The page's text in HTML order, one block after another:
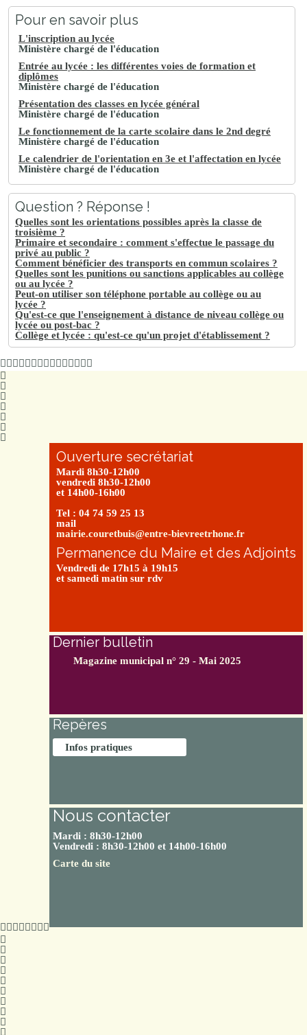
Pour en savoir plus
L'inscription au lycée
Ministère chargé de l'éducation
Entrée au lycée : les différentes voies de formation et
diplômes
Ministère chargé de l'éducation
Présentation des classes en lycée général
Ministère chargé de l'éducation
Le fonctionnement de la carte scolaire dans le 2nd degré
Ministère chargé de l'éducation
Le calendrier de l'orientation en 3e et l'affectation en lycée
Ministère chargé de l'éducation
Question ? Réponse !
Quelles sont les orientations possibles après la classe de
troisième ?
Primaire et secondaire : comment s'effectue le passage du
privé au public ?
Comment bénéficier des transports en commun scolaires ?
Quelles sont les punitions ou sanctions applicables au collège
ou au lycée ?
Peut-on utiliser son téléphone portable au collège ou au
lycée ?
Qu'est-ce que l'enseignement à distance de niveau collège ou
lycée ou post-bac ?
Collège et lycée : qu'est-ce qu'un projet d'établissement ?
Ouverture secrétariat
Mardi 8h30-12h00
vendredi 8h30-12h00
et 14h00-16h00
Tel : 04 74 59 25 13
mail
mairie.couretbuis@entre-bievreetrhone.fr
Permanence du Maire et des Adjoints
Vendredi de 17h15 à 19h15
et samedi matin sur rdv
Dernier bulletin
Magazine municipal n° 29 - Mai 2025
Repères
Infos pratiques
Nous contacter
Mardi : 8h30-12h00
Vendredi : 8h30-12h00 et 14h00-16h00
Carte du site